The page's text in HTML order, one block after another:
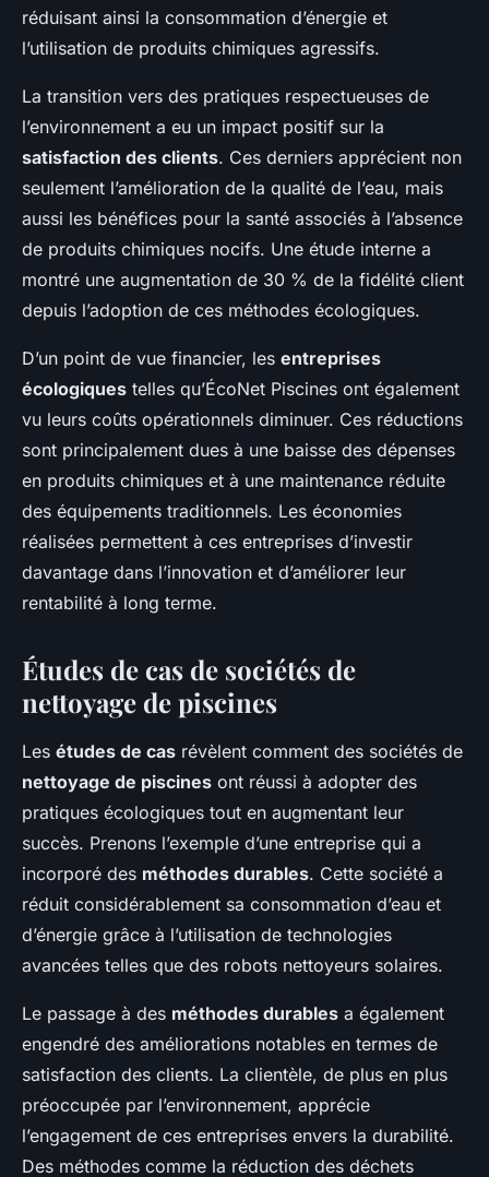
réduisant ainsi la consommation d’énergie et
l’utilisation de produits chimiques agressifs.
La transition vers des pratiques respectueuses de
l’environnement a eu un impact positif sur la
satisfaction des clients. Ces derniers apprécient non
seulement l’amélioration de la qualité de l’eau, mais
aussi les bénéfices pour la santé associés à l’absence
de produits chimiques nocifs. Une étude interne a
montré une augmentation de 30 % de la fidélité client
depuis l’adoption de ces méthodes écologiques.
D’un point de vue financier, les entreprises
écologiques telles qu’ÉcoNet Piscines ont également
vu leurs coûts opérationnels diminuer. Ces réductions
sont principalement dues à une baisse des dépenses
en produits chimiques et à une maintenance réduite
des équipements traditionnels. Les économies
réalisées permettent à ces entreprises d’investir
davantage dans l’innovation et d’améliorer leur
rentabilité à long terme.
Études de cas de sociétés de
nettoyage de piscines
Les études de cas révèlent comment des sociétés de
nettoyage de piscines ont réussi à adopter des
pratiques écologiques tout en augmentant leur
succès. Prenons l’exemple d’une entreprise qui a
incorporé des méthodes durables. Cette société a
réduit considérablement sa consommation d’eau et
d’énergie grâce à l’utilisation de technologies
avancées telles que des robots nettoyeurs solaires.
Le passage à des méthodes durables a également
engendré des améliorations notables en termes de
satisfaction des clients. La clientèle, de plus en plus
préoccupée par l’environnement, apprécie
l’engagement de ces entreprises envers la durabilité.
Des méthodes comme la réduction des déchets